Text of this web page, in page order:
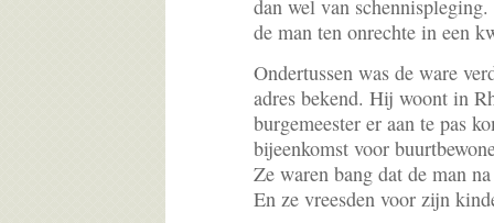
dan wel van
de man ten onrechte in een
Ondertussen was de ware
adres bekend. Hij woont in
burgemeester er aan te pas
bijeenkomst voor
Ze waren bang dat de man
En ze vreesden voor zijn